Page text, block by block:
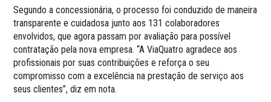
Segundo a concessionária, o processo foi conduzido de maneira
transparente e cuidadosa junto aos 131 colaboradores
envolvidos, que agora passam por avaliação para possível
contratação pela nova empresa. “A ViaQuatro agradece aos
profissionais por suas contribuições e reforça o seu
compromisso com a excelência na prestação de serviço aos
seus clientes”, diz em nota.